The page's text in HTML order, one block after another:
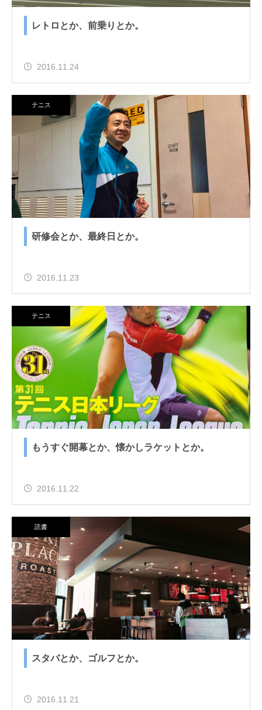
レトロとか、前乗りとか。
2016.11.24
テニス
研修会とか、最終日とか。
2016.11.23
テニス
もうすぐ開幕とか、懐かしラケットとか。
2016.11.22
読書
スタバとか、ゴルフとか。
2016.11.21